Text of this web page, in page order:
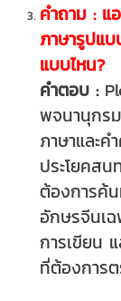
คำถาม : แ
ภาษารูปแบ
แบบไหน?
คำตอบ :
พจนานุกร
ภาษาและค
ประโยคส
ต้องการค้
อักษรจีนเ
การเขียน
ที่ต้องการ